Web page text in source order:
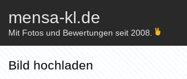
mensa-kl.de
Mit Fotos und Bewertungen seit 2008.
Bild hochladen